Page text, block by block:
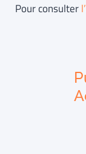
Pour consulter